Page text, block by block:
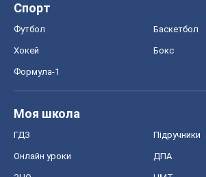
Спорт
Футбол Баскетбол
Хокей Бокс
Формула-1
Моя школа
ГДЗ Підручники
Онлайн уроки ДПА